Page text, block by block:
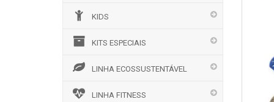
KIDS
KITS ESPECIAIS
LINHA ECOSSUSTENTÁVEL
LINHA FITNESS